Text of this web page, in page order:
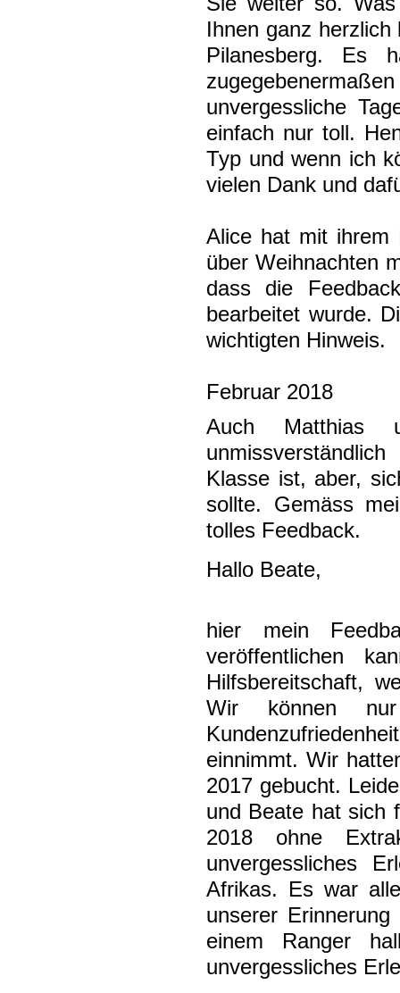
Ihnen ganz
Pilanesberg. Es
unvergessliche
einfach nur toll.
Typ und wenn ich
vielen Dank und
Alice hat mit ihrem
über Weihnachten
dass die
bearbeitet wurde.
wichtigten Hinweis.
Februar 2018
Auch
Klasse ist, aber,
sollte. Gemäss
tolles Feedback.
Hallo Beate,
hier mein
veröffentlichen
Hilfsbereitschaft,
Wir können
einnimmt. Wir
2017 gebucht.
und Beate hat sich
2018 ohne
unvergessliches
Afrikas. Es war
unserer
einem Ranger
unvergessliches